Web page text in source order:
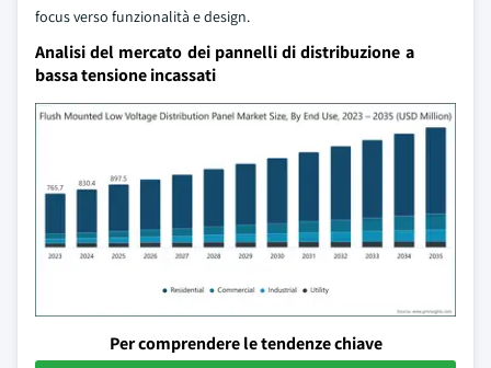
focus verso funzionalità e design.
Analisi del mercato dei pannelli di distribuzione a
bassa tensione incassati
Per comprendere le tendenze chiave